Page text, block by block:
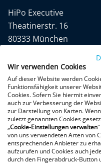
HiPo Executive
Theatinerstr. 16
80333 München
Datenschutz
Wir verwenden Cookies
Auf dieser Website werden
Funktionsfähigkeit unserer
Cookies. Sofern Sie hiermit
auch zur Verbesserung der
zur Darstellung von Karten.
zuletzt genannten Cookies
„Cookie-Einstellungen verwalten
von uns verwendeten Arten von
entsprechenden Anbieter zu
aufzurufen und Cookies auch
durch den Fingerabdruck-Button